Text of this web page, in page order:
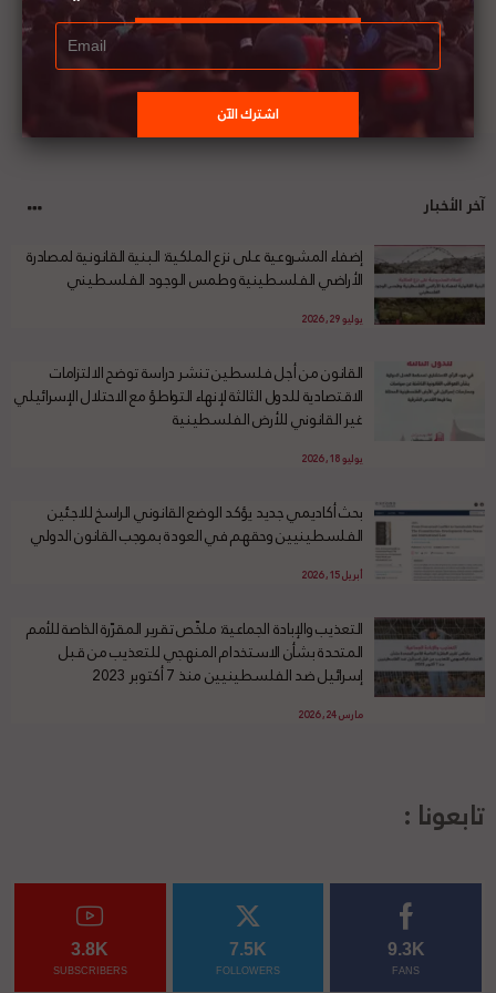
آخر الأخبار
إضفاء المشروعية على نزع الملكية: البنية القانونية لمصادرة
الأراضي الفلسطينية وطمس الوجود الفلسطيني
يوليو 29, 2026
القانون من أجل فلسطين تنشر دراسة توضح الالتزامات
الاقتصادية للدول الثالثة لإنهاء التواطؤ مع الاحتلال الإسرائيلي
غير القانوني للأرض الفلسطينية
يوليو 18, 2026
بحث أكاديمي جديد يؤكد الوضع القانوني الراسخ للاجئين
الفلسطينيين وحقهم في العودة بموجب القانون الدولي
أبريل 15, 2026
التعذيب والإبادة الجماعية: ملخّص تقرير المقرّرة الخاصة للأمم
المتحدة بشأن الاستخدام المنهجي للتعذيب من قبل
إسرائيل ضد الفلسطينيين منذ 7 أكتوبر 2023
مارس 24, 2026
تابعونا :
9.3K
FANS
7.5K
FOLLOWERS
3.8K
SUBSCRIBERS